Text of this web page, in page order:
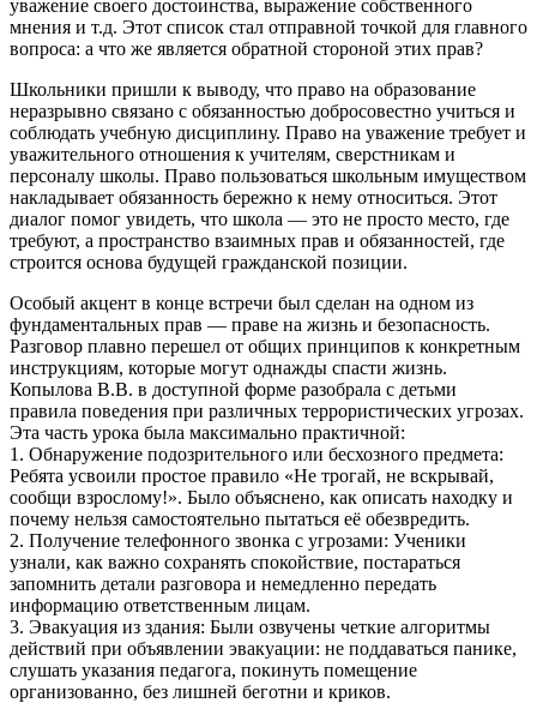
уважение своего достоинства, выражение собственного
мнения и т.д. Этот список стал отправной точкой для главного
вопроса: а что же является обратной стороной этих прав?
Школьники пришли к выводу, что право на образование
неразрывно связано с обязанностью добросовестно учиться и
соблюдать учебную дисциплину. Право на уважение требует и
уважительного отношения к учителям, сверстникам и
персоналу школы. Право пользоваться школьным имуществом
накладывает обязанность бережно к нему относиться. Этот
диалог помог увидеть, что школа — это не просто место, где
требуют, а пространство взаимных прав и обязанностей, где
строится основа будущей гражданской позиции.
Особый акцент в конце встречи был сделан на одном из
фундаментальных прав — праве на жизнь и безопасность.
Разговор плавно перешел от общих принципов к конкретным
инструкциям, которые могут однажды спасти жизнь.
Копылова В.В. в доступной форме разобрала с детьми
правила поведения при различных террористических угрозах.
Эта часть урока была максимально практичной:
1. Обнаружение подозрительного или бесхозного предмета:
Ребята усвоили простое правило «Не трогай, не вскрывай,
сообщи взрослому!». Было объяснено, как описать находку и
почему нельзя самостоятельно пытаться её обезвредить.
2. Получение телефонного звонка с угрозами: Ученики
узнали, как важно сохранять спокойствие, постараться
запомнить детали разговора и немедленно передать
информацию ответственным лицам.
3. Эвакуация из здания: Были озвучены четкие алгоритмы
действий при объявлении эвакуации: не поддаваться панике,
слушать указания педагога, покинуть помещение
организованно, без лишней беготни и криков.